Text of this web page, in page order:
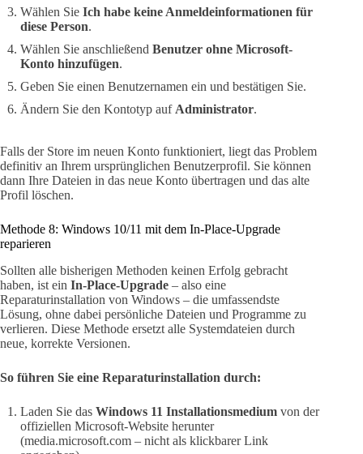
Wählen Sie Ich habe keine Anmeldeinformationen für
diese Person.
Wählen Sie anschließend Benutzer ohne Microsoft-
Konto hinzufügen.
Geben Sie einen Benutzernamen ein und bestätigen Sie.
Ändern Sie den Kontotyp auf Administrator.
Falls der Store im neuen Konto funktioniert, liegt das Problem
definitiv an Ihrem ursprünglichen Benutzerprofil. Sie können
dann Ihre Dateien in das neue Konto übertragen und das alte
Profil löschen.
Methode 8: Windows 10/11 mit dem In-Place-Upgrade
reparieren
Sollten alle bisherigen Methoden keinen Erfolg gebracht
haben, ist ein In-Place-Upgrade – also eine
Reparaturinstallation von Windows – die umfassendste
Lösung, ohne dabei persönliche Dateien und Programme zu
verlieren. Diese Methode ersetzt alle Systemdateien durch
neue, korrekte Versionen.
So führen Sie eine Reparaturinstallation durch:
Laden Sie das Windows 11 Installationsmedium von der
offiziellen Microsoft-Website herunter
(media.microsoft.com – nicht als klickbarer Link